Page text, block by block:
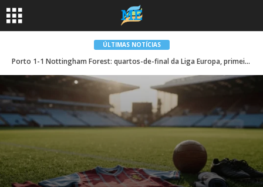
ÚLTIMAS NOTÍCIAS
Porto 1-1 Nottingham Forest: quartos-de-final da Liga Europa, primeira mão – como aconteceu | Liga Europa